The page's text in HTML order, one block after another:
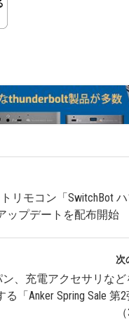
リモコン「SwitchBot
ップデートを配布開始
次
、充電アクセサリなど
「Anker Spring Sale 第